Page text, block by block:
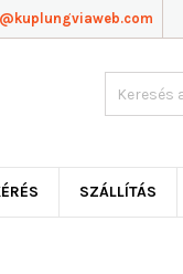
SZÁLLÍTÁS